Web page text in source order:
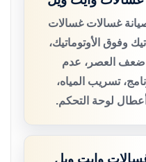
غسالات غسالات
وفوق الأوتوماتيك،
العصر، عدم
تسريب المياه،
لوحة التحكم.
وايت ويل